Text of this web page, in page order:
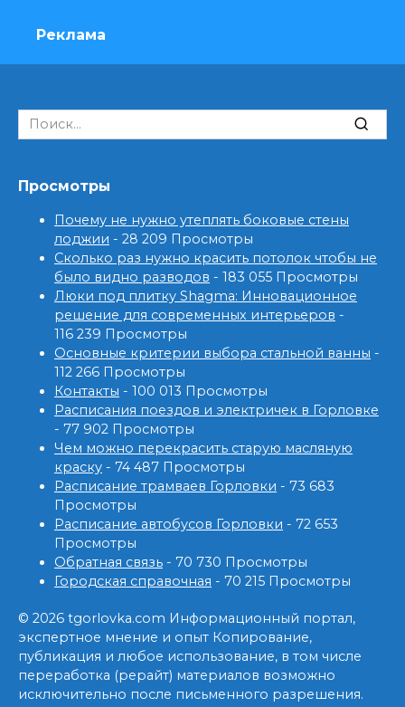
Реклама
Search
for:
Просмотры
Почему не нужно утеплять боковые стены
лоджии - 28 209 Просмотры
Сколько раз нужно красить потолок чтобы не
было видно разводов - 183 055 Просмотры
Люки под плитку Shagma: Инновационное
решение для современных интерьеров -
116 239 Просмотры
Основные критерии выбора стальной ванны -
112 266 Просмотры
Контакты - 100 013 Просмотры
Расписания поездов и электричек в Горловке
- 77 902 Просмотры
Чем можно перекрасить старую масляную
краску - 74 487 Просмотры
Расписание трамваев Горловки - 73 683
Просмотры
Расписание автобусов Горловки - 72 653
Просмотры
Обратная связь - 70 730 Просмотры
Городская справочная - 70 215 Просмотры
© 2026 tgorlovka.com Информационный портал,
экспертное мнение и опыт Копирование,
публикация и любое использование, в том числе
переработка (рерайт) материалов возможно
исключительно после письменного разрешения.